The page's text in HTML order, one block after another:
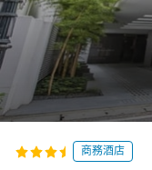
商務酒店